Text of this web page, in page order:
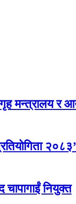
गृह मन्त्रालय र
२०८३’
नियुक्त